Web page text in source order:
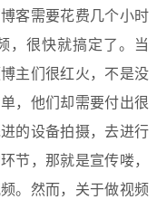
客需要花费几个小时
，很快就搞定了。当
主们很红火，不是没
，他们却需要付出很
的设备拍摄，去进行
节，那就是宣传喽，
。然而，关于做视频